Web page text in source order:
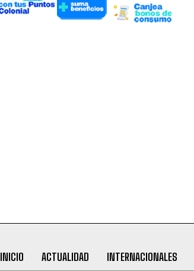
INICIO ACTUALIDAD INTERNACIONALES